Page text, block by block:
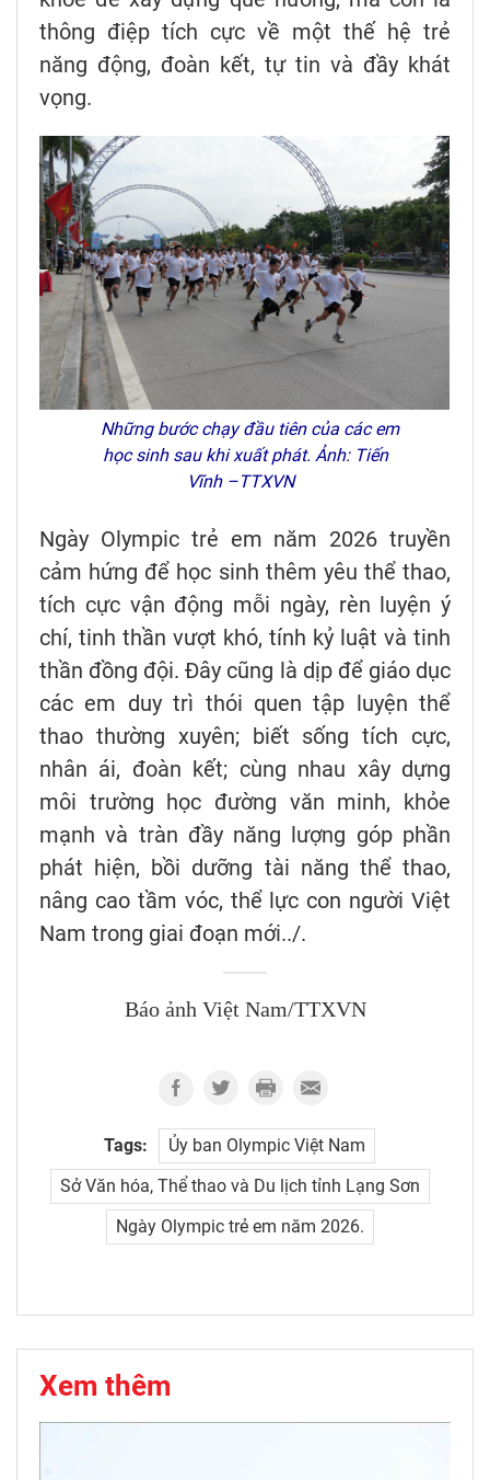
thông điệp tích cực về một thế hệ trẻ
năng động, đoàn kết, tự tin và đầy khát
vọng.
Những bước chạy đầu tiên của các em
học sinh sau khi xuất phát. Ảnh: Tiến
Vĩnh –TTXVN
Ngày Olympic trẻ em năm 2026 truyền
cảm hứng để học sinh thêm yêu thể thao,
tích cực vận động mỗi ngày, rèn luyện ý
chí, tinh thần vượt khó, tính kỷ luật và tinh
thần đồng đội. Đây cũng là dịp để giáo dục
các em duy trì thói quen tập luyện thể
thao thường xuyên; biết sống tích cực,
nhân ái, đoàn kết; cùng nhau xây dựng
môi trường học đường văn minh, khỏe
mạnh và tràn đầy năng lượng góp phần
phát hiện, bồi dưỡng tài năng thể thao,
nâng cao tầm vóc, thể lực con người Việt
Nam trong giai đoạn mới../.
Báo ảnh Việt Nam/TTXVN
Tags:
Ủy ban Olympic Việt Nam
Sở Văn hóa, Thể thao và Du lịch tỉnh Lạng Sơn
Ngày Olympic trẻ em năm 2026.
Xem thêm